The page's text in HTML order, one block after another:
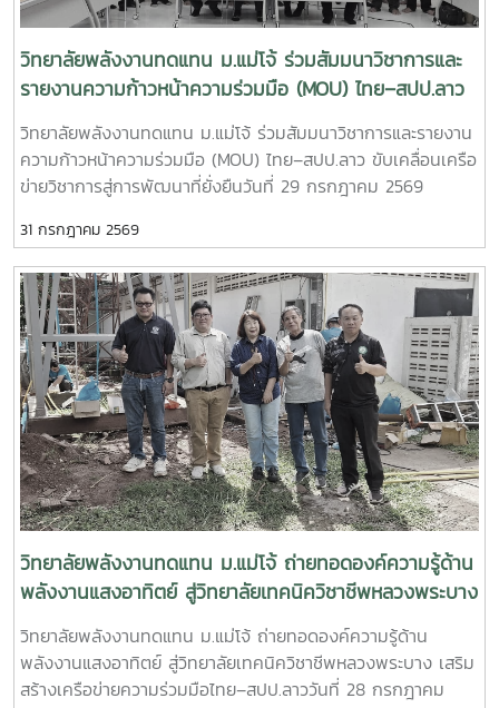
ยั่งยืน
พัฒนาและปรับปรุงหลักสูตร “การเชื่อมอาร์กโลหะอุปกรณ์ทาง
พลังงานและอุตสาหกรรมด้วยมือ” ให้สอดคล้องกับมาตรฐาน
วิชาชีพและความต้องการของภาคอุตสาหกรรม พร้อมทั้งร่วมกัน
แรงงาน และผู้สนใจทั่วไป เพื่อยกระดับทักษะวิชาชีพและเพิ่มขีด
ความสามารถของกำลังคนไทยความร่วมมือครอบคลุมการดำเนิน
งานในด้านต่าง ๆ ได้แก่- พัฒนาและปรับปรุงหลักสูตรให้
สอดคล้องกับมาตรฐานวิชาชีพ - จัดฝึกอบรมเชิงปฏิบัติการด้าน
การเชื่อมอาร์กโลหะอุปกรณ์พลังงานและอุตสาหกรรม - ทดสอบ
มาตรฐานฝีมือแรงงานและรับรองสมรรถนะผู้ผ่านการอบรม-
พัฒนากำลังคนให้มีทักษะตรงตามความต้องการของสถาน
ประกอบการและตลาดแรงงาน ความร่วมมือครั้งนี้สะท้อนถึง
ความมุ่งมั่นของวิทยาลัยพลังงานทดแทน มหาวิทยาลัยแม่โจ้ ในกา
รบูรณาการความร่วมมือกับหน่วยงานภาครัฐ เพื่อผลิตและพัฒนา
กำลังคนที่มีศักยภาพ มีทักษะด้านวิชาชีพที่ได้มาตรฐาน และพร้อม
รองรับการเปลี่ยนแปลงของภาคอุตสาหกรรมด้านพลังงานและ
เทคโนโลยีในอนาคตวิทยาลัยพลังงานทดแทน มหาวิทยาลัยแม่โจ้
ยังคงเดินหน้าสร้างเครือข่ายความร่วมมือกับทุกภาคส่วน เพื่อยก
ระดับการศึกษา การพัฒนาทักษะวิชาชีพ และการผลิตบัณฑิต
คุณภาพ ตอบโจทย์การพัฒนาประเทศอย่างยั่งยืน
วิทยาลัยพลังงานทดแทน ม.แม่โจ้ ร่วมสัมมนาวิชาการและ
รายงานความก้าวหน้าความร่วมมือ (MOU) ไทย–สปป.ลาว
ขับเคลื่อนเครือข่ายวิชาการสู่การพัฒนาที่ยั่งยืน
วิทยาลัยพลังงานทดแทน ม.แม่โจ้ ร่วมสัมมนาวิชาการและรายงาน
ความก้าวหน้าความร่วมมือ (MOU) ไทย–สปป.ลาว ขับเคลื่อนเครือ
ข่ายวิชาการสู่การพัฒนาที่ยั่งยืนวันที่ 29 กรกฎาคม 2569
ศาสตราจารย์ ดร.นิกราน หอมดวง คณบดีวิทยาลัยพลังงาน
ทดแทน พร้อมด้วย ผู้ช่วยศาสตราจารย์ ดร.กิตติกร สาสุจิตต์
รองคณบดีฝ่ายบริหาร, ผู้ช่วยศาสตราจารย์ ดร.ยิ่งรักษ์ อรรถเวช
กุล รองคณบดีฝ่ายวิจัยและบริการวิชาการคณาจารย์ บุคลากร
และนักศึกษาระดับบัณฑิตศึกษา เข้าร่วมกิจกรรม สัมมนาวิชาการ
และการรายงานความก้าวหน้าความร่วมมือ (MOU) ระหว่าง
มหาวิทยาลัยแม่โจ้และเครือข่ายสถาบันการศึกษาในแขวงหลวงพระ
บาง สาธารณรัฐประชาธิปไตยประชาชนลาว การสัมมนาครั้งนี้จัด
ขึ้นเพื่อเป็นเวทีในการแลกเปลี่ยนองค์ความรู้ ติดตามผลการ
ดำเนินงานภายใต้บันทึกข้อตกลงความร่วมมือ (MOU) และร่วม
กำหนดแนวทางการพัฒนาความร่วมมือด้านการศึกษา การวิจัย
และการบริการวิชาการระหว่างประเทศไทยและ สปป.ลาว ให้เกิด
ความเข้มแข็งและต่อเนื่อง กิจกรรมสำคัญภายในงาน ประกอบ
ด้วย- แลกเปลี่ยนองค์ความรู้ด้านพลังงานทดแทน สิ่งแวดล้อม
และการรับมือกับการเปลี่ยนแปลงสภาพภูมิอากาศ- รายงานผล
การดำเนินงานและความก้าวหน้าของโครงการความร่วมมือที่ผ่าน
มา- ร่วมวางแผนการดำเนินงานด้านการศึกษา งานวิจัย และการ
บริการวิชาการในระยะต่อไป เสริมสร้างเครือข่ายความร่วมมือ
31 กรกฎาคม 2569
วิทยาลัยพลังงานทดแทน ม.แม่โจ้ ถ่ายทอดองค์ความรู้ด้าน
พลังงานแสงอาทิตย์ สู่วิทยาลัยเทคนิควิชาชีพหลวงพระบาง
เสริมสร้างเครือข่ายความร่วมมือไทย–สปป.ลาว
วิทยาลัยพลังงานทดแทน ม.แม่โจ้ ถ่ายทอดองค์ความรู้ด้าน
พลังงานแสงอาทิตย์ สู่วิทยาลัยเทคนิควิชาชีพหลวงพระบาง เสริม
สร้างเครือข่ายความร่วมมือไทย–สปป.ลาววันที่ 28 กรกฎาคม